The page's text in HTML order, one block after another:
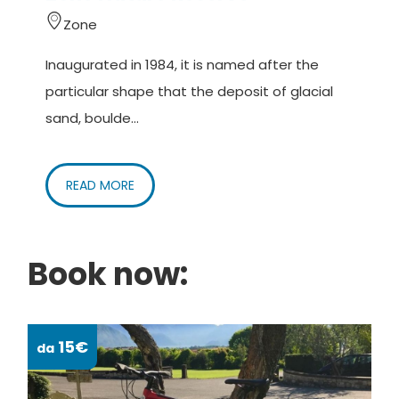
und einfachen Feldweg ab, der zur Berghütte Croce
di Marone führt. Nach der Malpensata-Hütte
erreicht man die Guglielmo di Sotto-Hütte; Die
Straße steigt kontinuierlich an und wird aufgrund
der Steine, die den Boden uneben machen,
angekommen, sieht man die Almici-Hütte, wo die
Anstrengung des Aufstiegs sofort mit der
Apennin sehen. Wenn man das Fahrrad an der
Erlösers laufen. Die Rückkehr kann erfolgen, indem
man die zurückgelegte Straße wiederholt, die jetzt
nur noch bergab führt, oder, wenn man die
Zone
Inaugurated in 1984, it is named after the
particular shape that the deposit of glacial
sand, boulde...
READ MORE
Book now:
da 15€